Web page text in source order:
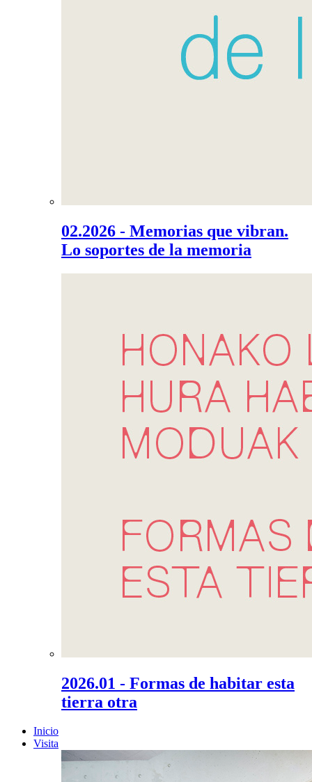
02.2026 - Memorias que vibran.
Lo soportes de la memoria
2026.01 - Formas de habitar esta
tierra otra
Inicio
Visita